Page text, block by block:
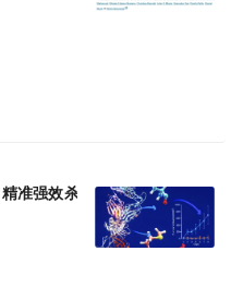
准强效杀伤前列腺癌